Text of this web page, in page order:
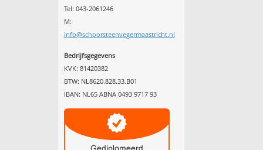
Tel: 043-2061246
M:
info@schoorsteenvegermaastricht.nl
Bedrijfsgegevens
KVK: 81420382
BTW: NL8620.828.33.B01
IBAN: NL65 ABNA 0493 9717 93